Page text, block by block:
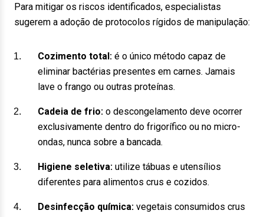
Para mitigar os riscos identificados, especialistas
sugerem a adoção de protocolos rígidos de manipulação:
Cozimento total: é o único método capaz de
eliminar bactérias presentes em carnes. Jamais
lave o frango ou outras proteínas.
Cadeia de frio: o descongelamento deve ocorrer
exclusivamente dentro do frigorífico ou no micro-
ondas, nunca sobre a bancada.
Higiene seletiva: utilize tábuas e utensílios
diferentes para alimentos crus e cozidos.
Desinfecção química: vegetais consumidos crus